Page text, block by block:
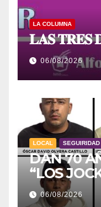
LA COLUMNA
𝐋𝐀𝐒 𝐓𝐑𝐄𝐒
06/08/2026
LOCAL SEGUIRIDAD
DAN 70
“LOS
06/08/2026